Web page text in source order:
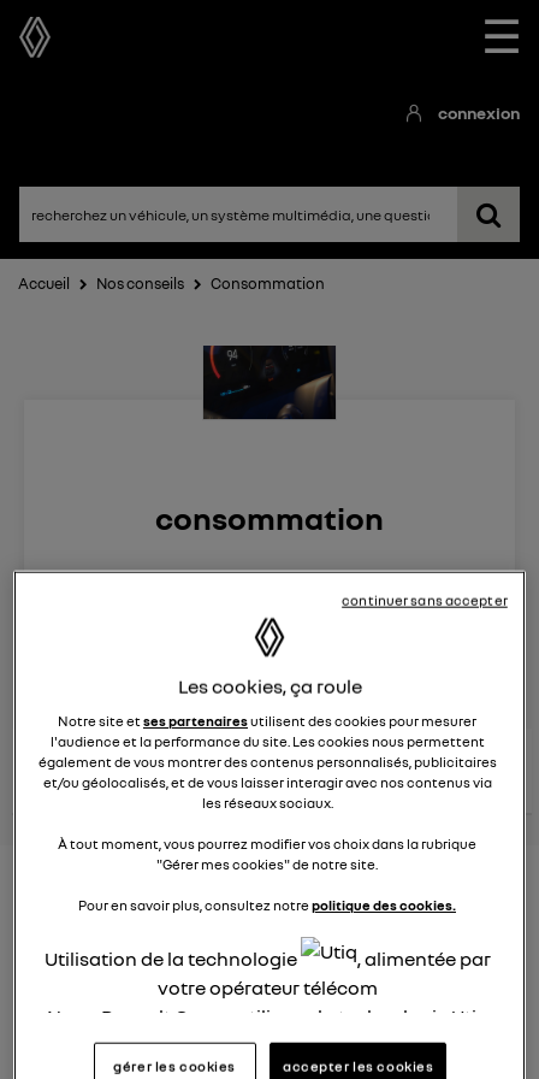
☰
connexion
Accueil Nos conseils Consommation
consommation
Le26 janvier 2022à12:51
RENAULT
conseils Renault
consultez les
conseils
similaires
voir tous les
conseils
Ghislaine53
26 janvier 2022à 12:50
Les cookies, ça roule
Notre site etses partenairesutilisent des cookies pour mesurer
l'audience et la performance du site. Les cookies nous permettent
également de vous montrer des contenus personnalisés, publicitaires
et/ou géolocalisés, et de vous laisser interagir avec nos contenus via
les réseaux sociaux.
À tout moment, vous pourrez modifier vos choix dans la rubrique
"Gérer mes cookies" de notre site.
Pour en savoir plus, consultez notrepolitique des cookies.
Utilisation de la technologie
, alimentée par
votre opérateur télécom
Nous, Renault Group, utilisons la technologie Utiq
pour nos activités digitales (telles que décrites
dans cette notice de consentement) et liées à
gérer les cookies accepter les cookies
continuer sans accepter